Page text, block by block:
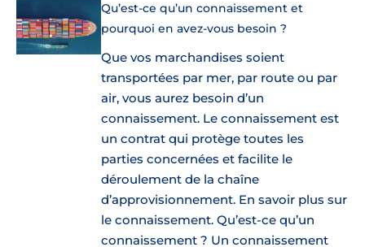
Qu’est-ce qu’un connaissement et
pourquoi en avez-vous besoin ?
Que vos marchandises soient
transportées par mer, par route ou par
air, vous aurez besoin d’un
connaissement. Le connaissement est
un contrat qui protège toutes les
parties concernées et facilite le
déroulement de la chaîne
d’approvisionnement. En savoir plus sur
le connaissement. Qu’est-ce qu’un
connaissement ? Un connaissement